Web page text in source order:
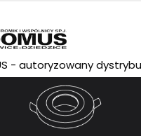
- autoryzowany